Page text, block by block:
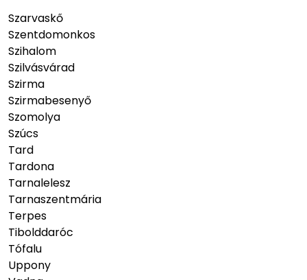
Szarvaskő
Szentdomonkos
Szihalom
Szilvásvárad
Szirma
Szirmabesenyő
Szomolya
Szúcs
Tard
Tardona
Tarnalelesz
Tarnaszentmária
Terpes
Tibolddaróc
Tófalu
Uppony